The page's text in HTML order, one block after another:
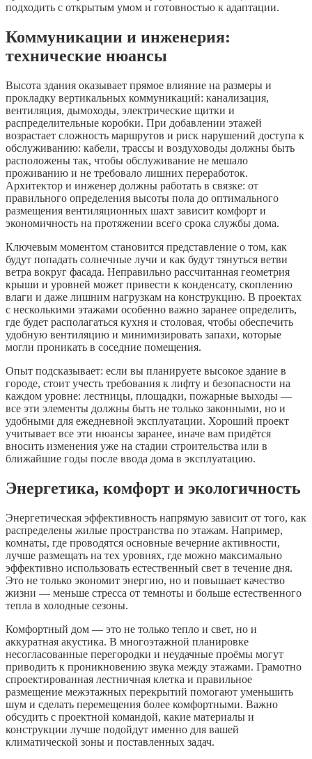
подходить с открытым умом и готовностью к адаптации.
Коммуникации и инженерия:
технические нюансы
Высота здания оказывает прямое влияние на размеры и
прокладку вертикальных коммуникаций: канализация,
вентиляция, дымоходы, электрические щитки и
распределительные коробки. При добавлении этажей
возрастает сложность маршрутов и риск нарушений доступа к
обслуживанию: кабели, трассы и воздуховоды должны быть
расположены так, чтобы обслуживание не мешало
проживанию и не требовало лишних переработок.
Архитектор и инженер должны работать в связке: от
правильного определения высоты пола до оптимального
размещения вентиляционных шахт зависит комфорт и
экономичность на протяжении всего срока службы дома.
Ключевым моментом становится представление о том, как
будут попадать солнечные лучи и как будут тянуться ветви
ветра вокруг фасада. Неправильно рассчитанная геометрия
крыши и уровней может привести к конденсату, скоплению
влаги и даже лишним нагрузкам на конструкцию. В проектах
с несколькими этажами особенно важно заранее определить,
где будет располагаться кухня и столовая, чтобы обеспечить
удобную вентиляцию и минимизировать запахи, которые
могли проникать в соседние помещения.
Опыт подсказывает: если вы планируете высокое здание в
городе, стоит учесть требования к лифту и безопасности на
каждом уровне: лестницы, площадки, пожарные выходы —
все эти элементы должны быть не только законными, но и
удобными для ежедневной эксплуатации. Хороший проект
учитывает все эти нюансы заранее, иначе вам придётся
вносить изменения уже на стадии строительства или в
ближайшие годы после ввода дома в эксплуатацию.
Энергетика, комфорт и экологичность
Энергетическая эффективность напрямую зависит от того, как
распределены жилые пространства по этажам. Например,
комнаты, где проводятся основные вечерние активности,
лучше размещать на тех уровнях, где можно максимально
эффективно использовать естественный свет в течение дня.
Это не только экономит энергию, но и повышает качество
жизни — меньше стресса от темноты и больше естественного
тепла в холодные сезоны.
Комфортный дом — это не только тепло и свет, но и
аккуратная акустика. В многоэтажной планировке
несогласованные перегородки и неудачные проёмы могут
приводить к проникновению звука между этажами. Грамотно
спроектированная лестничная клетка и правильное
размещение межэтажных перекрытий помогают уменьшить
шум и сделать перемещения более комфортными. Важно
обсудить с проектной командой, какие материалы и
конструкции лучше подойдут именно для вашей
климатической зоны и поставленных задач.